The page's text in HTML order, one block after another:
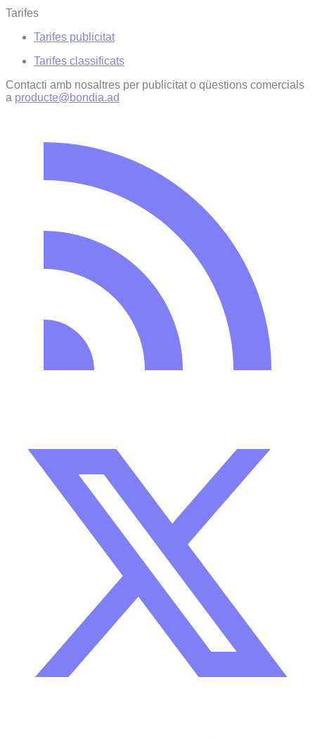
Tarifes
Tarifes publicitat
Tarifes classificats
Contacti amb nosaltres per publicitat o qüestions comercials
a producte@bondia.ad